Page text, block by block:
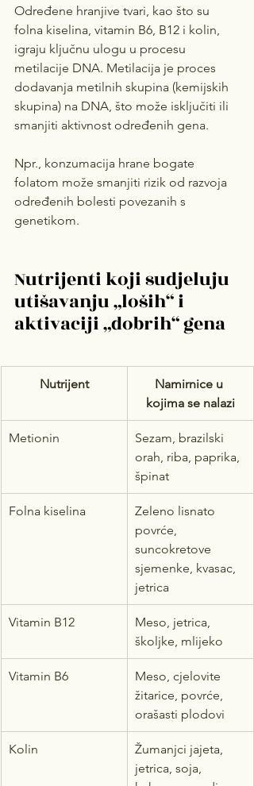
Određene hranjive tvari, kao što su
folna kiselina, vitamin B6, B12 i kolin,
igraju ključnu ulogu u procesu
metilacije DNA. Metilacija je proces
dodavanja metilnih skupina (kemijskih
skupina) na DNA, što može isključiti ili
smanjiti aktivnost određenih gena.
Npr., konzumacija hrane bogate
folatom može smanjiti rizik od razvoja
određenih bolesti povezanih s
genetikom.
Nutrijenti koji sudjeluju
utišavanju „loših“ i
aktivaciji „dobrih“ gena
Nutrijent
Namirnice u
kojima se nalazi
Metionin
Sezam, brazilski
orah, riba, paprika,
špinat
Folna kiselina
Zeleno lisnato
povrće,
suncokretove
sjemenke, kvasac,
jetrica
Vitamin B12
Meso, jetrica,
školjke, mlijeko
Vitamin B6
Meso, cjelovite
žitarice, povrće,
orašasti plodovi
Kolin
Žumanjci jajeta,
jetrica, soja,